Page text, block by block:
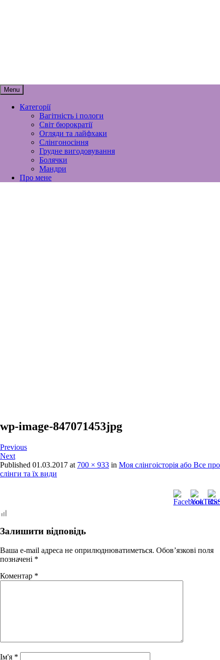
Menu
Категорії
Вагітність і пологи
Світ бюрократії
Огляди та лайфхаки
Слінгоносіння
Грудне вигодовування
Болячки
Мандри
Про мене
wp-image-847071453jpg
Previous
Next
Published 01.03.2017 at 700 × 933 in Моя слінгоісторія або Все про
слінги та їх види
Залишити відповідь
Ваша e-mail адреса не оприлюднюватиметься. Обов’язкові поля
позначені *
Коментар *
Ім'я *